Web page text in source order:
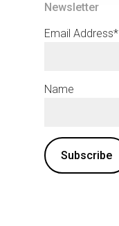
Newsletter
Email Address*
Name